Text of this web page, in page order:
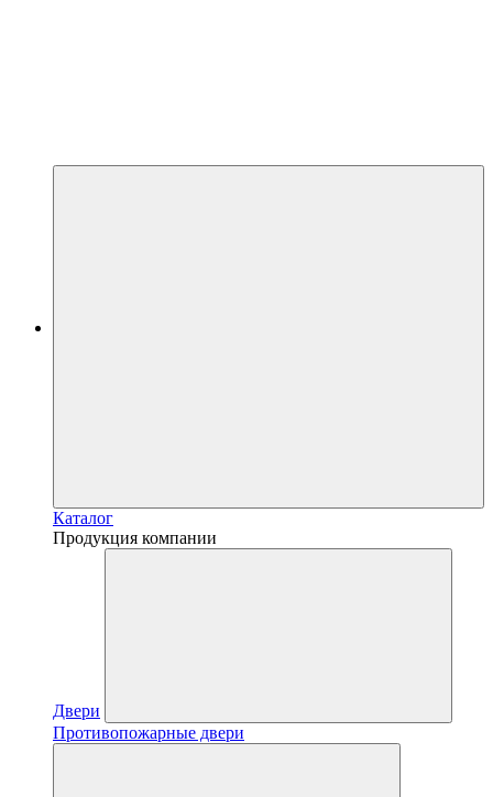
Каталог
Продукция компании
Двери
Противопожарные двери